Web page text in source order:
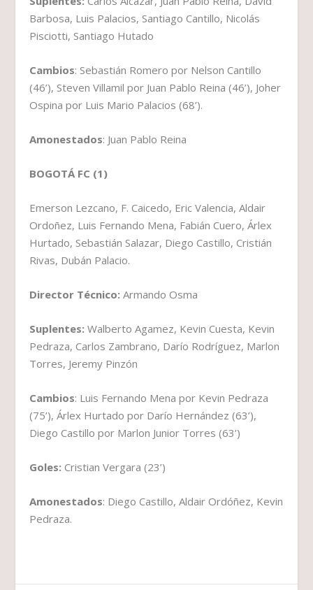
Barbosa, Luis Palacios, Santiago Cantillo, Nicolás
Pisciotti, Santiago Hutado
Cambios: Sebastián Romero por Nelson Cantillo
(46’), Steven Villamil por Juan Pablo Reina (46’), Joher
Ospina por Luis Mario Palacios (68’).
Amonestados: Juan Pablo Reina
BOGOTÁ FC (1)
Emerson Lezcano, F. Caicedo, Eric Valencia, Aldair
Ordoñez, Luis Fernando Mena, Fabián Cuero, Árlex
Hurtado, Sebastián Salazar, Diego Castillo, Cristián
Rivas, Dubán Palacio.
Director Técnico:Armando Osma
Suplentes:Walberto Agamez, Kevin Cuesta, Kevin
Pedraza, Carlos Zambrano, Darío Rodríguez, Marlon
Torres, Jeremy Pinzón
Cambios: Luis Fernando Mena por Kevin Pedraza
(75’), Árlex Hurtado por Darío Hernández (63’),
Diego Castillo por Marlon Junior Torres (63’)
Goles: Cristian Vergara (23’)
Amonestados: Diego Castillo, Aldair Ordóñez, Kevin
Pedraza.